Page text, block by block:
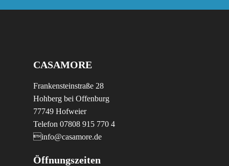
CASAMORE
Frankensteinstraße 28
Hohberg bei Offenburg
77749 Hofweier
Telefon 07808 915 770 4
info@casamore.de
Öffnungszeiten